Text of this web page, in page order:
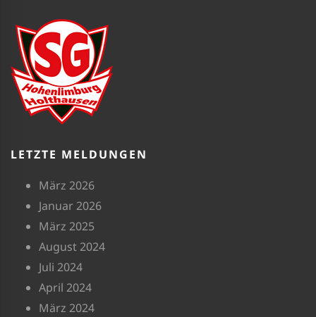
LETZTE MELDUNGEN
März 2026
Januar 2026
März 2025
August 2024
Juli 2024
April 2024
März 2024